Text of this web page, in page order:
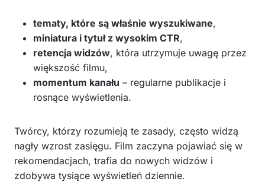
tematy, które są właśnie wyszukiwane,
miniatura i tytuł z wysokim CTR,
retencja widzów, która utrzymuje uwagę przez
większość filmu,
momentum kanału – regularne publikacje i
rosnące wyświetlenia.
Twórcy, którzy rozumieją te zasady, często widzą
nagły wzrost zasięgu. Film zaczyna pojawiać się w
rekomendacjach, trafia do nowych widzów i
zdobywa tysiące wyświetleń dziennie.